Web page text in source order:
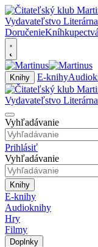
DoručenieKníhkupectvá
Knihy E-knihy
Vyhľadávanie
Prihlásiť
Vyhľadávanie
Knihy
E-knihy
Audioknihy
Hry
Filmy
Doplnky